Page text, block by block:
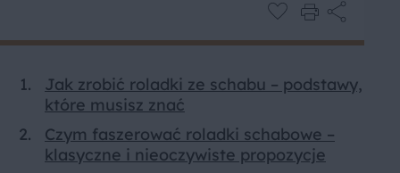
Jak zrobić roladki ze schabu – podstawy,
które musisz znać
Czym faszerować roladki schabowe –
klasyczne i nieoczywiste propozycje